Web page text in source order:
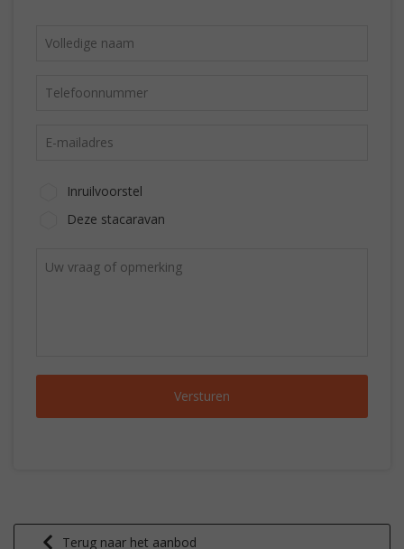
Inruilvoorstel
Deze stacaravan
Terug naar het aanbod